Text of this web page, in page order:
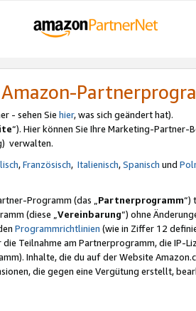
- sehen Sie hier, was sich geändert hat).
“). Hier können Sie Ihre Marketing-Partner-
verwalten.
,Französisch, Italienisch,Spanisch und
Programm (das „Partnerprogramm“)
(diese „Vereinbarung“) ohne
Programmrichtlinien (wie in Ziffer 12
Teilnahme am Partnerprogramm, die
Inhalte, die du auf der Website
die gegen eine Vergütung erstellt,